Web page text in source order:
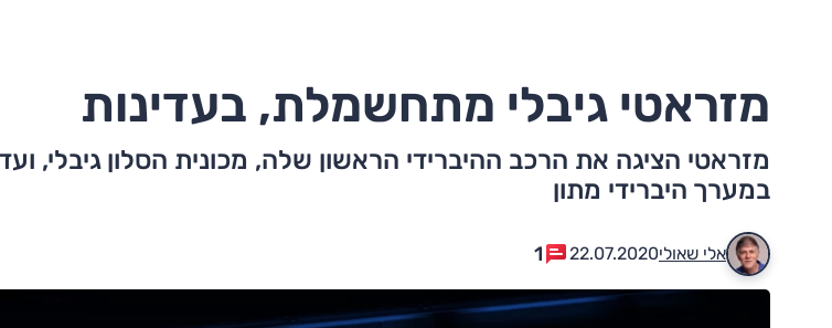
מזראטי גיבלי מתחשמלת, בעדינות
מזראטי הציגה את הרכב ההיברידי הראשון שלה, מכונית הסלון גיבלי,
במערך היברידי מתון
אלי שאולי22.07.2020
1